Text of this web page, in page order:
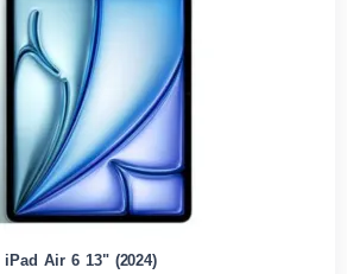
iPad Air 6 13" (2024)